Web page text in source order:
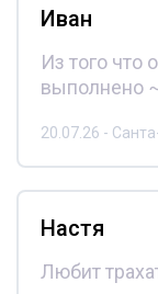
Иван
Из того что
выполнено
20.07.26 -
Настя
Любит